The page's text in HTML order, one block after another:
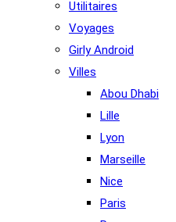
Utilitaires
Voyages
Girly Android
Villes
Abou Dhabi
Lille
Lyon
Marseille
Nice
Paris